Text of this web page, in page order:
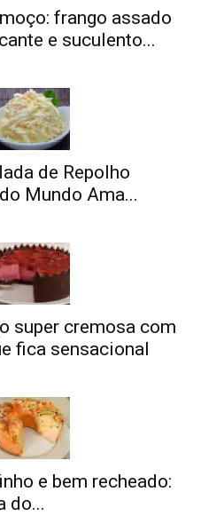
frango assado
e suculento...
de Repolho
Mundo Ama...
super cremosa com
fica sensacional
e bem recheado:
do...